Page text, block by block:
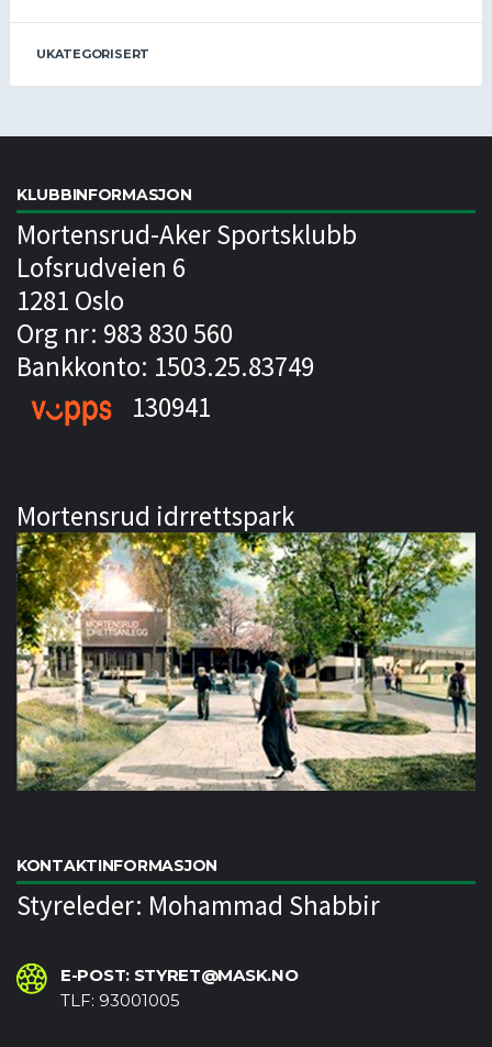
UKATEGORISERT
KLUBBINFORMASJON
Mortensrud-Aker Sportsklubb
Lofsrudveien 6
1281 Oslo
Org nr: 983 830 560
Bankkonto: 1503.25.83749
130941
Mortensrud idrrettspark
KONTAKTINFORMASJON
Styreleder: Mohammad Shabbir
E-POST: STYRET@MASK.NO
TLF: 93001005